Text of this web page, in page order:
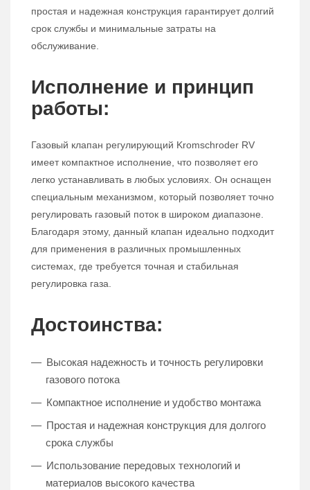
простая и надежная конструкция гарантирует долгий
срок службы и минимальные затраты на
обслуживание.
Исполнение и принцип
работы:
Газовый клапан регулирующий Kromschroder RV
имеет компактное исполнение, что позволяет его
легко устанавливать в любых условиях. Он оснащен
специальным механизмом, который позволяет точно
регулировать газовый поток в широком диапазоне.
Благодаря этому, данный клапан идеально подходит
для применения в различных промышленных
системах, где требуется точная и стабильная
регулировка газа.
Достоинства:
Высокая надежность и точность регулировки
газового потока
Компактное исполнение и удобство монтажа
Простая и надежная конструкция для долгого
срока службы
Использование передовых технологий и
материалов высокого качества